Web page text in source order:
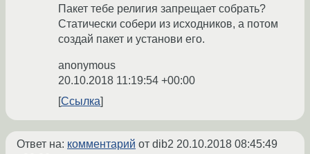
Пакет тебе религия запрещает собрать?
Статически собери из исходников, а потом
создай пакет и установи его.
anonymous
20.10.2018 11:19:54 +00:00
Ссылка
Ответ на: комментарий от dib2 20.10.2018 08:45:49